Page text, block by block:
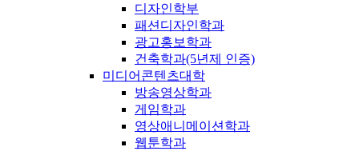
디자인학부
패션디자인학과
광고홍보학과
건축학과(5년제 인증)
미디어콘텐츠대학
방송영상학과
게임학과
영상애니메이션학과
웹툰학과